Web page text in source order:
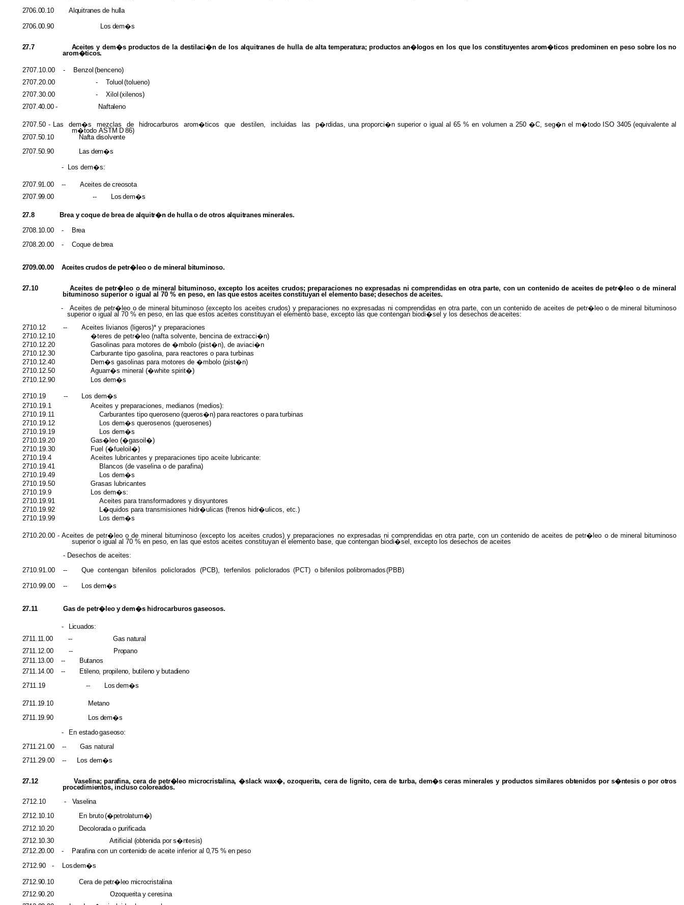
2706.00.10 Alquitranes de hulla
2706.00.90 Los dem�s
27.7 Aceites y dem�sproductosde la destilaci�nde los alquitranesde hulla dealtatemperatura; productos an�logosen los que losconstituyentes arom�ticos predominen en peso sobre los no
arom�ticos.
2707.10.00 - Benzol (benceno)
2707.20.00 - Toluol (tolueno)
2707.30.00 - Xilol (xilenos)
2707.40.00- Naftaleno
2707.50 - Las dem�s mezclas de hidrocarburos arom�ticos que destilen, incluidas las p�rdidas, una proporci�n superior o igual al 65 % en volumen a 250 �C, seg�n el m�todo ISO 3405 (equivalente al
m�todo ASTM D 86)
2707.50.10 Nafta disolvente
2707.50.90 Las dem�s
- Los dem�s:
2707.91.00 -- Aceites de creosota
2707.99.00 -- Los dem�s
27.8 Brea y coque de brea de alquitr�n de hulla o de otros alquitranes minerales.
2708.10.00 - Brea
2708.20.00 - Coque de brea
2709.00.00 Aceites crudos de petr�leo o de mineral bituminoso.
27.10
Aceites de petr�leo o de mineral bituminoso, excepto los aceites crudos; preparaciones no expresadas ni comprendidas en otra parte, con un contenido de aceites de petr�leo o de mineral
bituminoso superior o igual al 70 % en peso, en las que estos aceites constituyan el elemento base; desechos de aceites.
-
Aceites de petr�leo o de mineral bituminoso (excepto los aceites crudos) y preparaciones no expresadas ni comprendidas en otra parte, con un contenido de aceites de petr�leo o de mineral bituminoso
superior o igual al 70 % en peso, en las que estos aceites constituyan el elemento base, excepto las que contengan biodi�sel y los desechos deaceites:
2710.12
--
Aceites livianos (ligeros)* y preparaciones
2710.12.10
�teres de petr�leo (nafta solvente, bencina de extracci�n)
2710.12.20
Gasolinas para motores de �mbolo (pist�n), de aviaci�n
2710.12.30
Carburante tipo gasolina, para reactores o para turbinas
2710.12.40
Dem�s gasolinas para motores de �mbolo (pist�n)
2710.12.50
Aguarr�s mineral (�white spirit�)
2710.12.90
Los dem�s
2710.19 --
Los dem�s
2710.19.1
Aceites y preparaciones, medianos (medios):
2710.19.11
Carburantes tipo queroseno (queros�n) para reactores o para turbinas
2710.19.12
Los dem�s querosenos (querosenes)
2710.19.19
Los dem�s
2710.19.20
Gas�leo (�gasoil�)
2710.19.30
Fuel (�fueloil�)
2710.19.4
Aceites lubricantes y preparaciones tipo aceite lubricante:
2710.19.41
Blancos (de vaselina o de parafina)
2710.19.49
Los dem�s
2710.19.50
Grasas lubricantes
2710.19.9
Los dem�s:
2710.19.91
Aceites para transformadores y disyuntores
2710.19.92
L�quidos para transmisiones hidr�ulicas (frenos hidr�ulicos, etc.)
2710.19.99
Los dem�s
2710.20.00 - Aceites de petr�leo o de mineral bituminoso (excepto los aceites crudos) y preparaciones no expresadas ni comprendidas en otra parte, con un contenido de aceites de petr�leo o de mineral bituminoso
superior o igual al 70 % en peso, en las que estos aceites constituyan el elemento base, que contengan biodi�sel, excepto los desechos de aceites
- Desechos de aceites:
2710.91.00 -- Quecontenganbifenilos policlorados (PCB), terfenilos policlorados (PCT) o bifenilos polibromados(PBB)
2710.99.00 -- Los dem�s
27.11 Gas de petr�leo y dem�s hidrocarburos gaseosos.
-
Licuados:
2711.11.00 -- Gas natural
2711.12.00 --
Propano
2711.13.00 --
Butanos
2711.14.00 -- Etileno, propileno, butileno y butadieno
2711.19-- Los dem�s
2711.19.10 Metano
2711.19.90 Los dem�s
- En estado gaseoso:
2711.21.00 --
Gas natural
2711.29.00
-- Los dem�s
27.12 Vaselina; parafina, cera depetr�leo microcristalina, �slack wax�,ozoquerita, cera de lignito, cera de turba, dem�s ceras minerales y productos similares obtenidos por s�ntesis o por otros
procedimientos, incluso coloreados.
2712.10- Vaselina
2712.10.10
En bruto(�petrolatum�)
2712.10.20 Decolorada o purificada
2712.10.30 Artificial (obtenida por s�ntesis)
2712.20.00 - Parafina con un contenido de aceite inferior al 0,75 % en peso
2712.90- Losdem�s
2712.90.10 Cera de petr�leo microcristalina
2712.90.20 Ozoquerita y ceresina